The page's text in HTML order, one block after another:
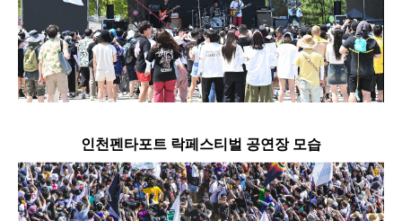
인천펜타포트 락페스티벌 공연장 모습